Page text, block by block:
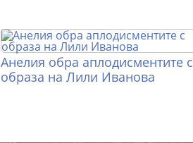
Анелия обра аплодисментите с
образа на Лили Иванова